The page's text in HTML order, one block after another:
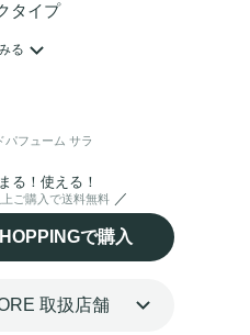
タイプ
くやわらかな
る
パフューム サラ
る！使える！
ご購入で送料無料
で購入
取扱店舗